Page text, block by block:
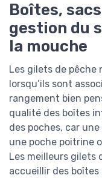
Boîtes,
gestion du
la mouche
Les gilets de
lorsqu’ils sont
rangement bien
qualité des boîtes
des poches, car
une poche poitrine
Les meilleurs gilets
accueillir des